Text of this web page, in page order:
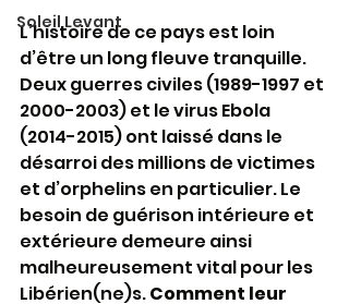
Soleil Levant
L’histoire de ce pays est loin
d’être un long fleuve tranquille.
Deux guerres civiles (1989-1997 et
2000-2003) et le virus Ebola
(2014-2015) ont laissé dans le
désarroi des millions de victimes
et d’orphelins en particulier. Le
besoin de guérison intérieure et
extérieure demeure ainsi
malheureusement vital pour les
Libérien(ne)s. Comment leur